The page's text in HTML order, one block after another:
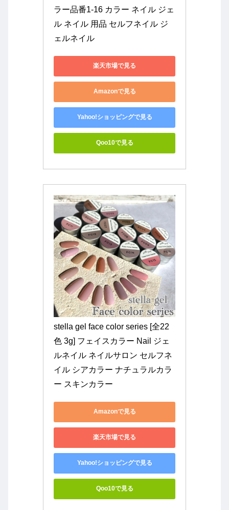
ラー品番1-16 カラー ネイル ジェ
ル ネイル 用品 セルフネイル ジ
ェルネイル
楽天市場で見る
Amazonで見る
Yahoo!ショッピングで見る
Qoo10で見る
stella gel face color series [全22
色 3g] フェイスカラー Nail ジェ
ルネイル ネイルサロン セルフネ
イル シアカラー ナチュラルカラ
ー スキンカラー
Amazonで見る
楽天市場で見る
Yahoo!ショッピングで見る
Qoo10で見る